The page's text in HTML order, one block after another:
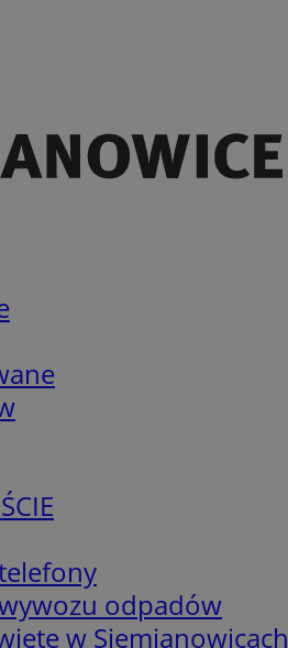
odpadów
w Siemianowicach